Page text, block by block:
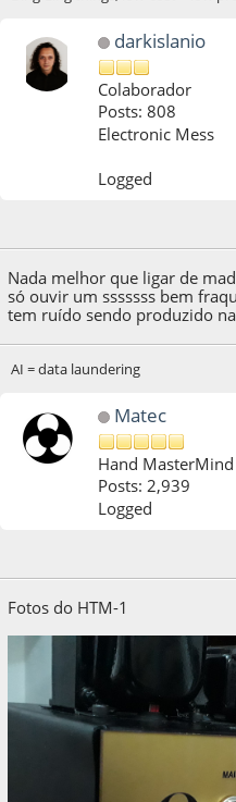
darkislanio
Colaborador
Posts: 808
Electronic Mess
Logged
Nada melhor que ligar de
só ouvir um sssssss bem
tem ruído sendo produzido
AI = data laundering
Matec
Hand MasterMind
Posts: 2,939
Logged
Fotos do HTM-1